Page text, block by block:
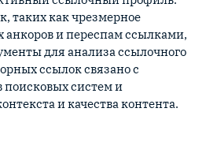
таких как чрезмерное
анкоров и переспам ссылками,
для анализа ссылочного
ссылок связано с
поисковых систем и
и качества контента.